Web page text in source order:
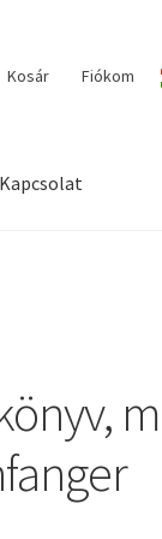
Kosár Fiókom
Kapcsolat